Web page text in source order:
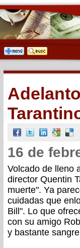
16 de
Volcado de lleno
director Quentin
muerte". Ya
cuidadas que
Bill". Lo que
con su amigo
y bastante